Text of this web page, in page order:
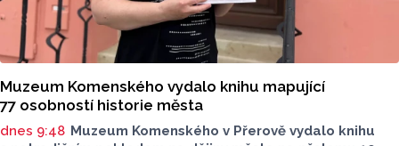
Muzeum Komenského vydalo knihu mapující
77 osobností historie města
dnes 9:48 Muzeum Komenského v Přerově vydalo knihu